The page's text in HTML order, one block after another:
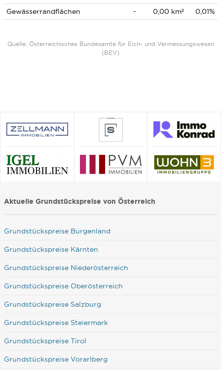
Gewässerrandflächen
- 0,00 km² 0,01%
Quelle: Österreichisches Bundesamte für Eich- und Vermessungswesen
(BEV)
Aktuelle Grundstückspreise von Österreich
Grundstückspreise Burgenland
Grundstückspreise Kärnten
Grundstückspreise Niederösterreich
Grundstückspreise Oberösterreich
Grundstückspreise Salzburg
Grundstückspreise Steiermark
Grundstückspreise Tirol
Grundstückspreise Vorarlberg